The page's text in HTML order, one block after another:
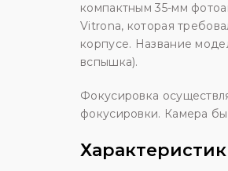
компактным 35-мм
Vitrona, которая
корпусе. Название
вспышка).
Фокусировка
фокусировки. Камера